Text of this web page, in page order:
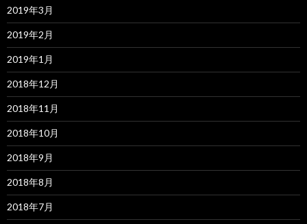
2019年3月
2019年2月
2019年1月
2018年12月
2018年11月
2018年10月
2018年9月
2018年8月
2018年7月